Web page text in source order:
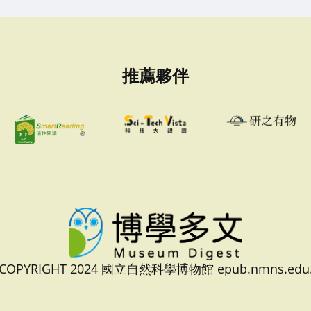
推薦夥伴
2024 國立自然科學博物館